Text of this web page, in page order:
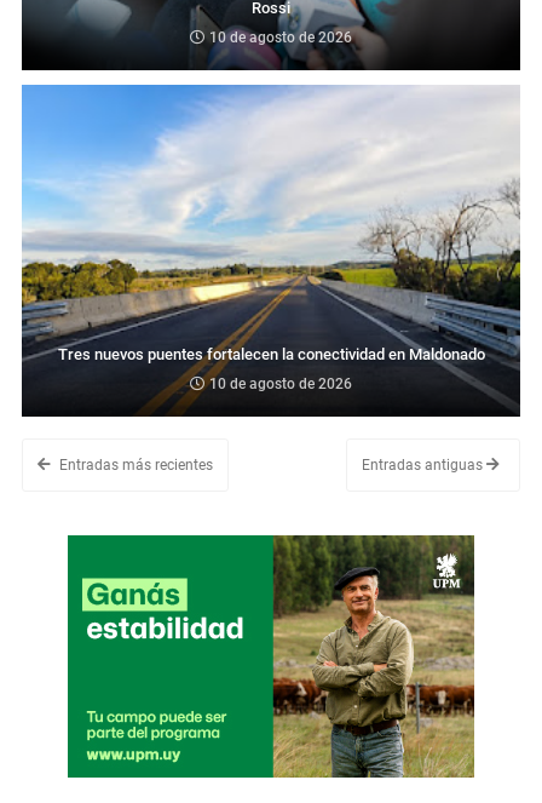
Rossi
10 de agosto de 2026
Tres nuevos puentes fortalecen la conectividad en Maldonado
10 de agosto de 2026
Entradas más recientes Entradas antiguas